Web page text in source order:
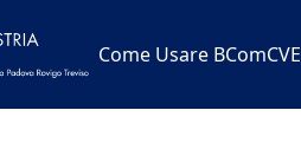
Come Usare BComCVE